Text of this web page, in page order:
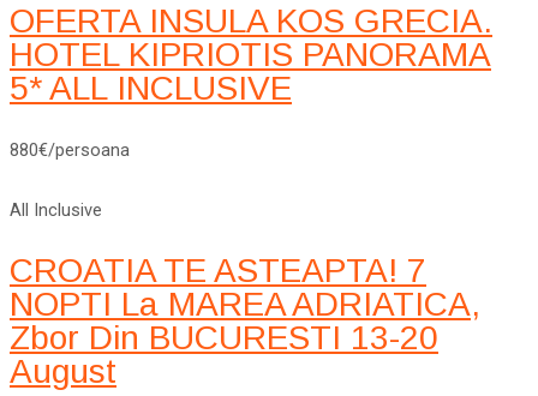
OFERTA INSULA KOS GRECIA.
HOTEL KIPRIOTIS PANORAMA
5* ALL INCLUSIVE
880€/persoana
All Inclusive
CROATIA TE ASTEAPTA! 7
NOPTI La MAREA ADRIATICA,
Zbor Din BUCURESTI 13-20
August